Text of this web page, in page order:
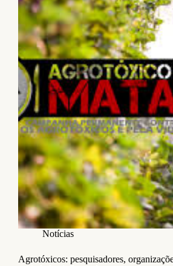
Notícias
Agrotóxicos: pesquisadores,